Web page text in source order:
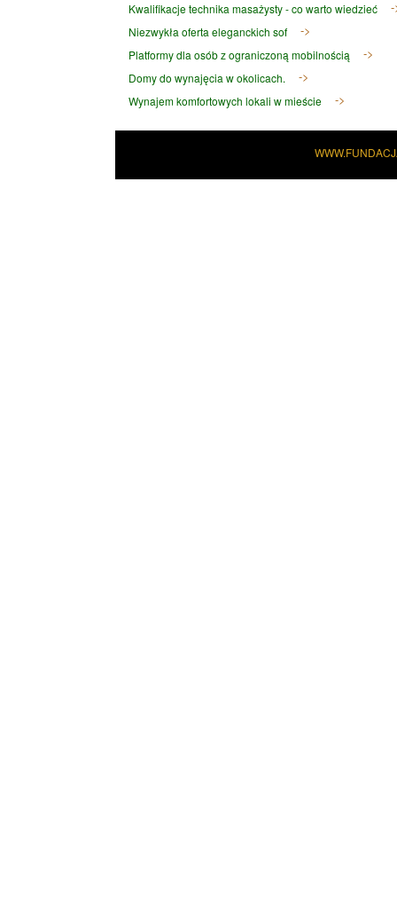
Kwalifikacje technika masażysty - co warto wiedzieć
Niezwykła oferta eleganckich sof
Platformy dla osób z ograniczoną mobilnością
Domy do wynajęcia w okolicach.
Wynajem komfortowych lokali w mieście